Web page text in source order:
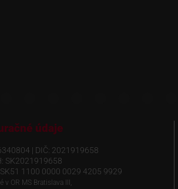
údaje
| DIČ: 2021919658
SK2021919658
1100 0000 0029 4205 9929
v OR MS Bratislava III,